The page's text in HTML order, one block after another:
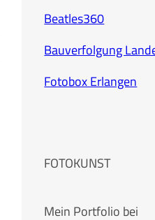
Beatles360
Bauverfolgung
Fotobox Erlangen
FOTOKUNST
Mein Portfolio bei